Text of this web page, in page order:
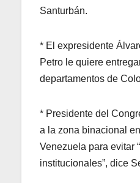
Santurbán.
* El expresidente
Petro le quiere
departamentos de
* Presidente del
a la zona binacional
Venezuela para evitar
institucionales”, dice